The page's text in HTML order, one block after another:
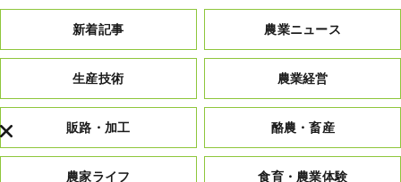
新着記事 農業ニュース
生産技術 農業経営
販路・加工 酪農・畜産
農家ライフ 食育・農業体験